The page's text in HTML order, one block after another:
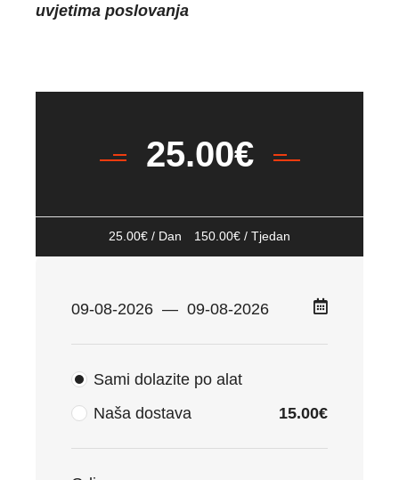
uvjetima poslovanja
25.00€
25.00€ / Dan 150.00€ / Tjedan
Sami dolazite po alat
Naša dostava
15.00€